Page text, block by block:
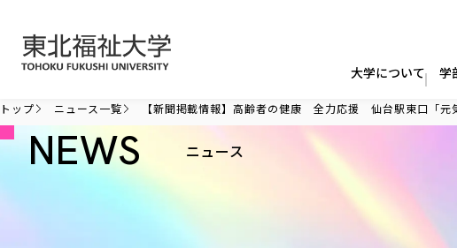
大学について 学
トップ ニュース一覧 【新聞掲載情報】高齢者の健康 全力応援 仙台駅東口「元
NEWS ニュース